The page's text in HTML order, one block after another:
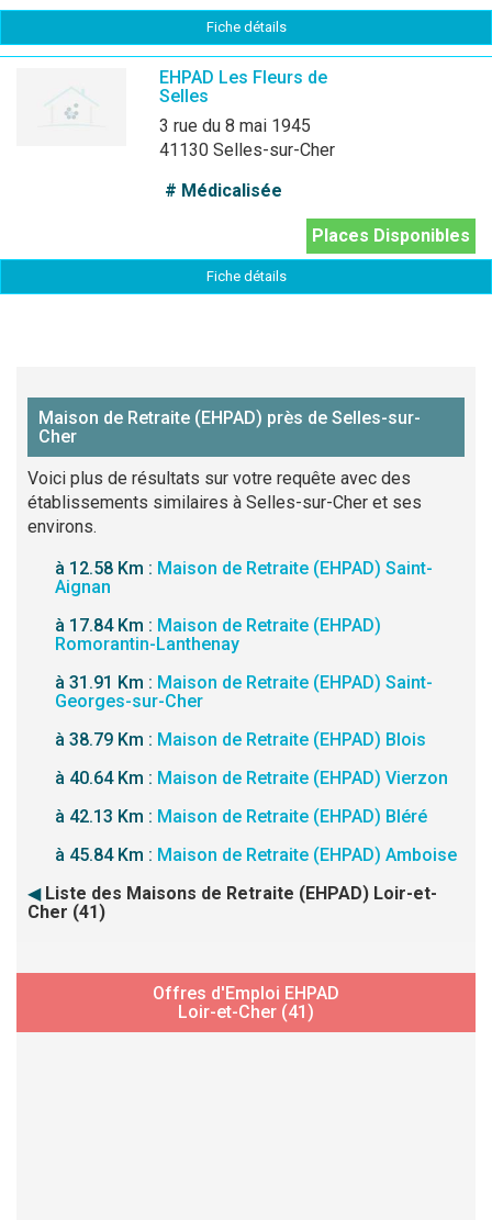
Fiche détails
EHPAD Les Fleurs de
Selles
3 rue du 8 mai 1945
41130 Selles-sur-Cher
# Médicalisée
Places Disponibles
Fiche détails
Maison de Retraite (EHPAD) près de Selles-sur-
Cher
Voici plus de résultats sur votre requête avec des
établissements similaires à Selles-sur-Cher et ses
environs.
à 12.58 Km : Maison de Retraite (EHPAD) Saint-
Aignan
à 17.84 Km : Maison de Retraite (EHPAD)
Romorantin-Lanthenay
à 31.91 Km : Maison de Retraite (EHPAD) Saint-
Georges-sur-Cher
à 38.79 Km : Maison de Retraite (EHPAD) Blois
à 40.64 Km : Maison de Retraite (EHPAD) Vierzon
à 42.13 Km : Maison de Retraite (EHPAD) Bléré
à 45.84 Km : Maison de Retraite (EHPAD) Amboise
◀ Liste des Maisons de Retraite (EHPAD) Loir-et-
Cher (41)
Offres d'Emploi EHPAD
Loir-et-Cher (41)